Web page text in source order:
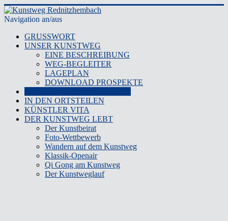
Navigation an/aus
GRUSSWORT
UNSER KUNSTWEG
EINE BESCHREIBUNG
WEG-BEGLEITER
LAGEPLAN
DOWNLOAD PROSPEKTE
IN DEN ORTSTEILEN
KÜNSTLER VITA
DER KUNSTWEG LEBT
Der Kunstbeirat
Foto-Wettbewerb
Wandern auf dem Kunstweg
Klassik-Openair
Qi Gong am Kunstweg
Der Kunstweglauf